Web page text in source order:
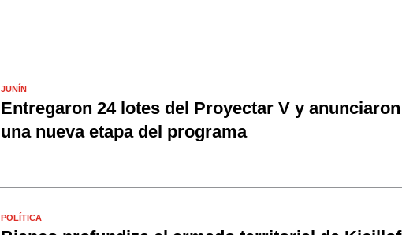
JUNÍN
Entregaron 24 lotes del Proyectar V y anunciaron
una nueva etapa del programa
POLÍTICA